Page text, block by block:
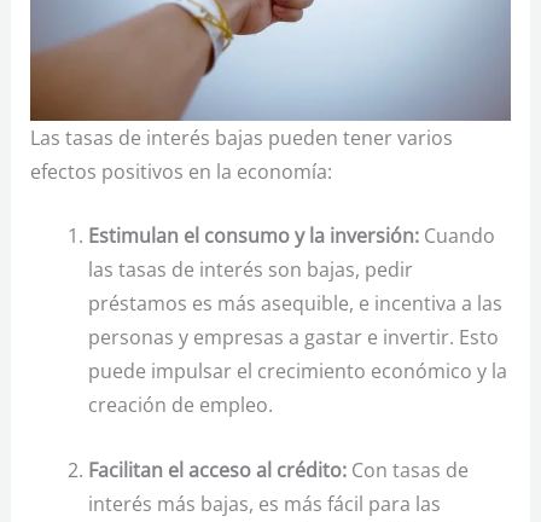
Las tasas de interés bajas pueden tener varios
efectos positivos en la economía:
Estimulan el consumo y la inversión:Cuando
las tasas de interés son bajas, pedir
préstamos es más asequible, e incentiva a las
personas y empresas a gastar e invertir. Esto
puede impulsar el crecimiento económico y la
creación de empleo.
Facilitan el acceso al crédito:Con tasas de
interés más bajas, es más fácil para las